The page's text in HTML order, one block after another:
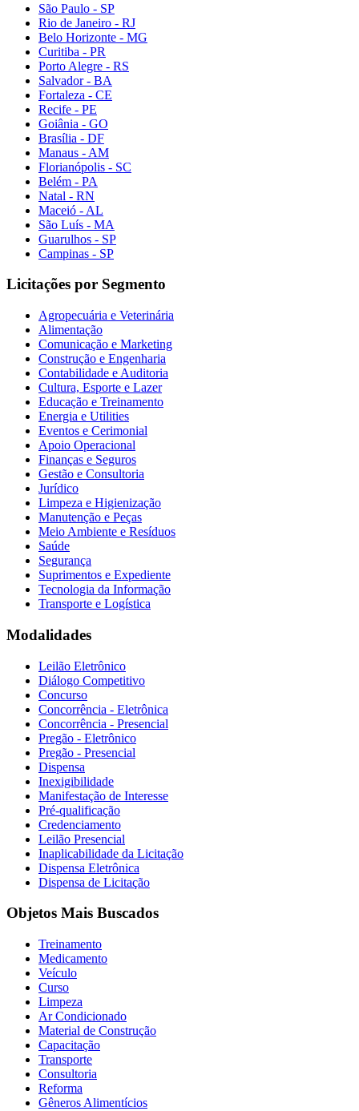
São Paulo - SP
Rio de Janeiro - RJ
Belo Horizonte - MG
Curitiba - PR
Porto Alegre - RS
Salvador - BA
Fortaleza - CE
Recife - PE
Goiânia - GO
Brasília - DF
Manaus - AM
Florianópolis - SC
Belém - PA
Natal - RN
Maceió - AL
São Luís - MA
Guarulhos - SP
Campinas - SP
Licitações por Segmento
Agropecuária e Veterinária
Alimentação
Comunicação e Marketing
Construção e Engenharia
Contabilidade e Auditoria
Cultura, Esporte e Lazer
Educação e Treinamento
Energia e Utilities
Eventos e Cerimonial
Apoio Operacional
Finanças e Seguros
Gestão e Consultoria
Jurídico
Limpeza e Higienização
Manutenção e Peças
Meio Ambiente e Resíduos
Saúde
Segurança
Suprimentos e Expediente
Tecnologia da Informação
Transporte e Logística
Modalidades
Leilão Eletrônico
Diálogo Competitivo
Concurso
Concorrência - Eletrônica
Concorrência - Presencial
Pregão - Eletrônico
Pregão - Presencial
Dispensa
Inexigibilidade
Manifestação de Interesse
Pré-qualificação
Credenciamento
Leilão Presencial
Inaplicabilidade da Licitação
Dispensa Eletrônica
Dispensa de Licitação
Objetos Mais Buscados
Treinamento
Medicamento
Veículo
Curso
Limpeza
Ar Condicionado
Material de Construção
Capacitação
Transporte
Consultoria
Reforma
Gêneros Alimentícios